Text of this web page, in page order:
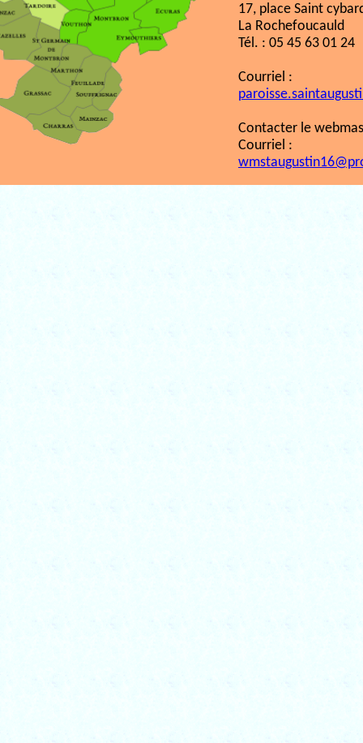
17, place Saint
La Rochefoucauld
Tél. : 05 45 63 01 24
Courriel :
Contacter le
Courriel :